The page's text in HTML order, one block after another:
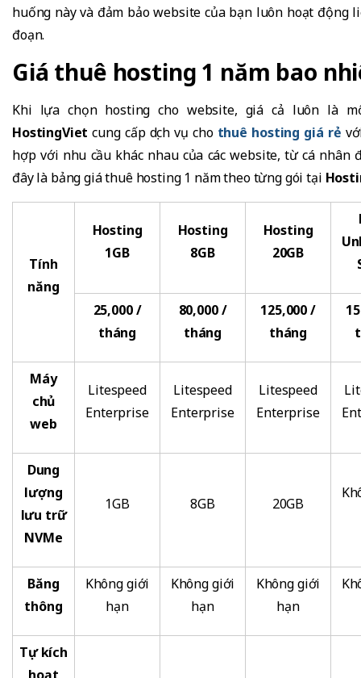
huống này và đảm bảo website của bạn luôn hoạt động
đoạn.
Giá thuê hosting 1 năm bao
Khi lựa chọn hosting cho website, giá cả luôn là
HostingVietcung cấp dịch vụ cho thuê hosting giá rẻ
hợp với nhu cầu khác nhau của các website, từ cá nhân
đây là bảng giá thuê hosting 1 năm theo từng gói tại
Tính
năng
Hosting
1GB
Hosting
8GB
Hosting
20GB
25,000 /
tháng
80,000 /
tháng
125,000 /
tháng
Máy
chủ
web
Litespeed
Enterprise
Litespeed
Enterprise
Litespeed
Enterprise
Dung
lượng
lưu trữ
NVMe
1GB 8GB 20GB
Băng
thông
Không giới
hạn
Không giới
hạn
Không giới
hạn
Tự kích